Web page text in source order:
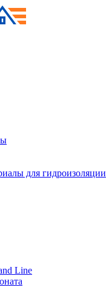
для гидроизоляции
Line